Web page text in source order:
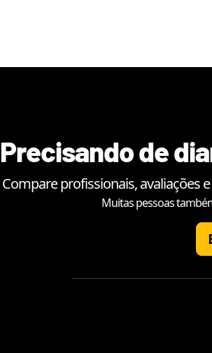
Precisando de
Compare profissionais, avaliações
Muitas pessoas